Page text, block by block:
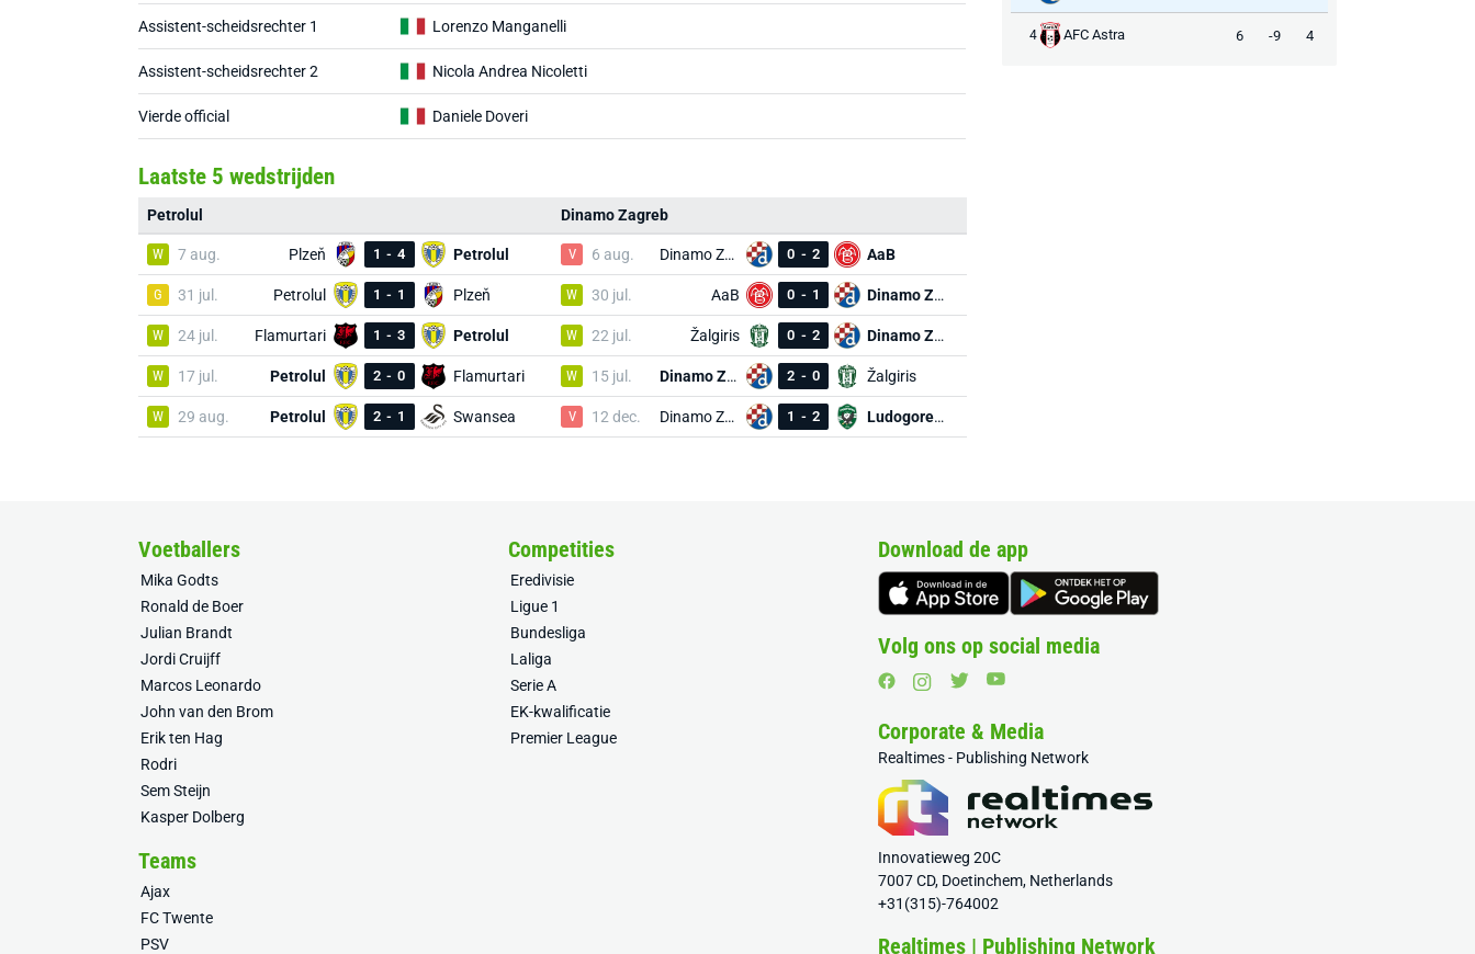
Assistent-scheidsrechter 1 Lorenzo Manganelli
Assistent-scheidsrechter 2 Nicola Andrea Nicoletti
Vierde official Daniele Doveri
Laatste 5 wedstrijden
Petrolul
W 7 aug. Plzeň 1 - 4 Petrolul
G 31 jul. Petrolul 1 - 1 Plzeň
W 24 jul. Flamurtari 1 - 3 Petrolul
W 17 jul. Petrolul 2 - 0 Flamurtari
W 29 aug. Petrolul 2 - 1 Swansea
Dinamo Zagreb
V 6 aug. Dinamo Zagreb 0 - 2 AaB
W 30 jul. AaB 0 - 1 Dinamo Zagreb
W 22 jul. Žalgiris 0 - 2 Dinamo Zagreb
W 15 jul. Dinamo Zagreb 2 - 0 Žalgiris
V 12 dec. Dinamo Zagreb 1 - 2 Ludogorets
4 AFC Astra 6 -9 4
Voetballers
Mika Godts
Ronald de Boer
Julian Brandt
Jordi Cruijff
Marcos Leonardo
John van den Brom
Erik ten Hag
Rodri
Sem Steijn
Kasper Dolberg
Competities
Eredivisie
Ligue 1
Bundesliga
Laliga
Serie A
EK-kwalificatie
Premier League
Teams
Ajax
FC Twente
PSV
Download de app
Volg ons op social media
Corporate & Media
Realtimes - Publishing Network
Innovatieweg 20C
7007 CD, Doetinchem, Netherlands
+31(315)-764002
Realtimes | Publishing Network